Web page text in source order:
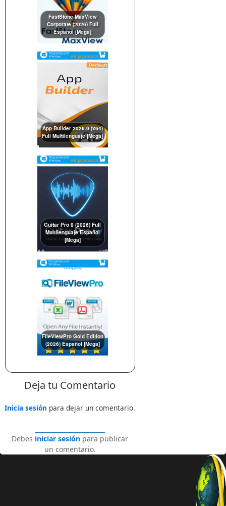
FastStone MaxView
Corporate (2026) Full
Español [Mega]
App Builder 2026.9 (x64)
Full Multilenguaje [Mega]
Guitar Pro 8 (2026) Full
Multilenguaje Español
[Mega]
FileViewPro Gold Edition
(2026) Español [Mega]
Deja tu Comentario
Inicia sesión para dejar un comentario.
Debes iniciar sesión para publicar
un comentario.